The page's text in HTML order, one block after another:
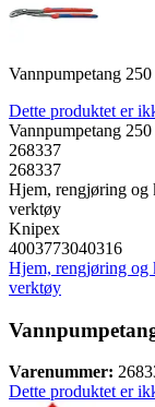
Vannpumpetang
Dette produktet er
Vannpumpetang
268337
268337
Hjem, rengjøring og
verktøy
Knipex
4003773040316
Hjem, rengjøring og
verktøy
Varenummer:
Dette produktet er